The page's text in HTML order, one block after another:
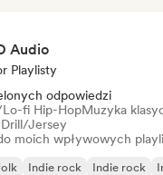
Audio
Playlisty
odpowiedzi
fi Hip-HopMuzyka
Drill/Jersey
moich wpływowych
Indie rock Indie rock